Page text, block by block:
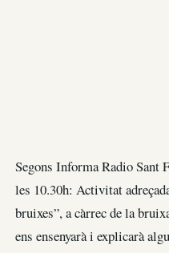
Segons Informa Radio Sant
les 10.30h: Activitat
bruixes”, a càrrec de la
ens ensenyarà i explicarà